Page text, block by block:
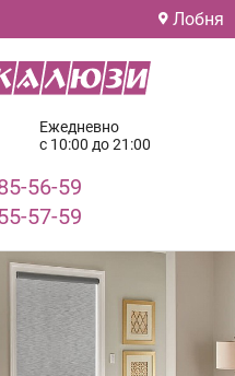
Лобня
Ежедневно
с 10:00 до 21:00
56-59
57-59